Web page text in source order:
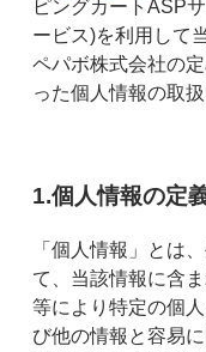
ピングカートASP
ービス)を利用して
ペパボ株式会社の
った個人情報の取
1.個人情報の定
「個人情報」とは
て、当該情報に含
等により特定の個
び他の情報と容易